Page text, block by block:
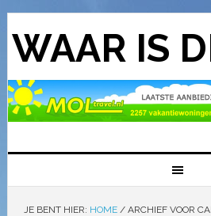
WAAR IS
JE BENT HIER: HOME /ARCHIEF VOOR